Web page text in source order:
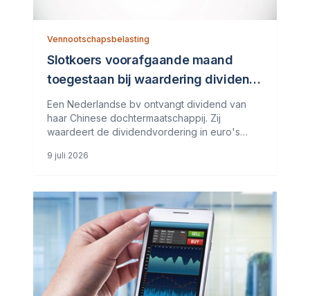
Vennootschapsbelasting
Slotkoers voorafgaande maand
toegestaan bij waardering dividend
in vreemde valuta
Een Nederlandse bv ontvangt dividend van
haar Chinese dochtermaatschappij. Zij
waardeert de dividendvordering in euro's
voorafgaand aan de transactie, zoals de
9 juli 2026